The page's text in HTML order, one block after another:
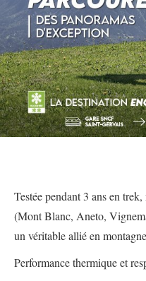
Testée pendant 3 ans en
(Mont Blanc, Aneto,
un véritable allié en
Performance thermique et